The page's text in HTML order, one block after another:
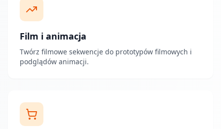
Film i animacja
Twórz filmowe sekwencje do prototypów filmowych i
podglądów animacji.